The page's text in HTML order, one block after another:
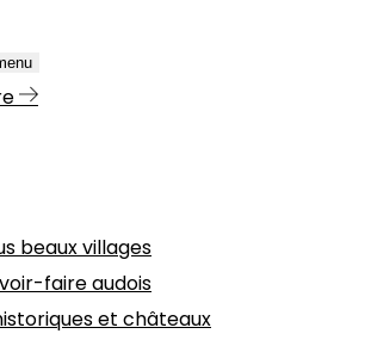
beaux villages
faire audois
et châteaux